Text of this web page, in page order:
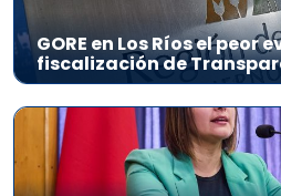
GORE en Los Ríos el peor
fiscalización de